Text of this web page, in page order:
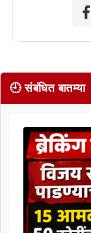
🕘 संबंधित बातम्या